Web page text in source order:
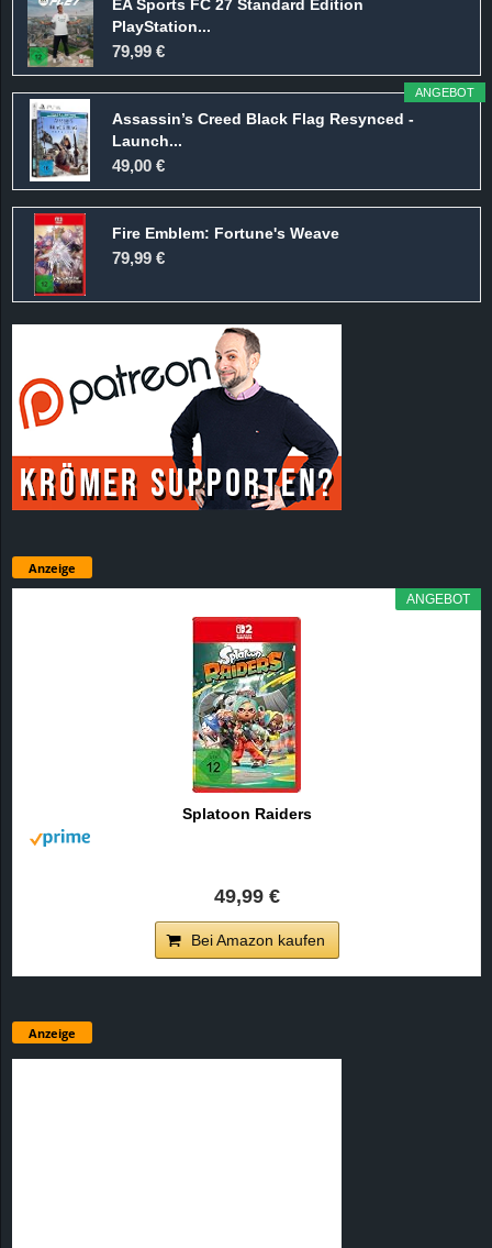
EA Sports FC 27 Standard Edition
PlayStation...
79,99 €
ANGEBOT
Assassin’s Creed Black Flag Resynced -
Launch...
49,00 €
Fire Emblem: Fortune's Weave
79,99 €
Anzeige
ANGEBOT
Splatoon Raiders
49,99 €
Bei Amazon kaufen
Anzeige